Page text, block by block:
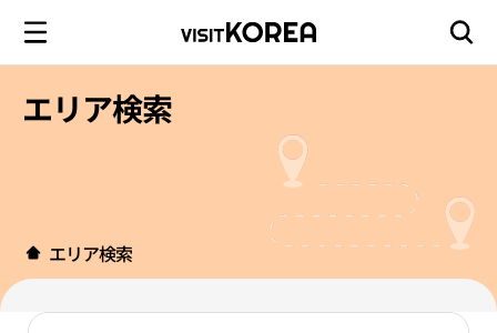
エリア検索
エリア検索